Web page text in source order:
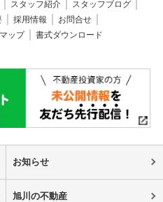
スタッフ紹介
スタッフブログ
採用情報
お問合せ
ップ 書式ダウンロード
お知らせ
旭川の不動産